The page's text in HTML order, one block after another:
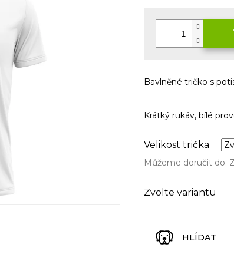
Zvolte variantu
Velikost trička
Můžeme doručit do:
Bavlněné tričko s
Krátký rukáv, bílé
HLÍDAT